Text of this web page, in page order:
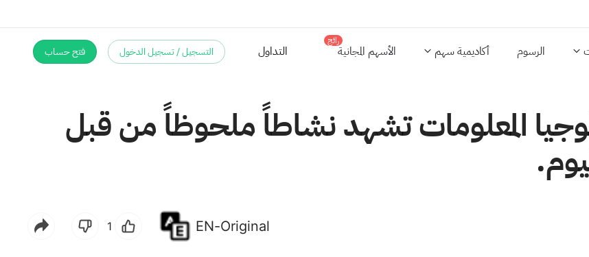
الرسوم أكاديمية سهم الأسهم المجانية
رائج
التسجيل / تسجيل الدخول فتح حساب
المعلومات تشهد نشاطاً ملحوظاً من قبل
EN-Original
1